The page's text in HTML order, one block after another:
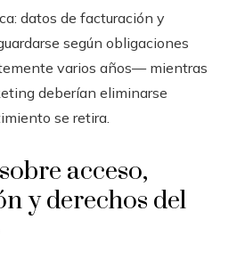
datos de facturación y
según obligaciones
varios años— mientras
deberían eliminarse
se retira.
acceso,
y derechos del